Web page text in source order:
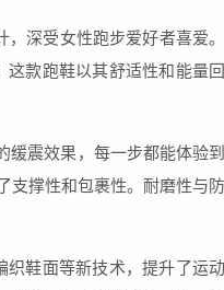
深受女性跑步爱好者喜爱。
款跑鞋以其舒适性和能量回
震效果，每一步都能体验到
支撑性和包裹性。耐磨性与防
鞋面等新技术，提升了运动